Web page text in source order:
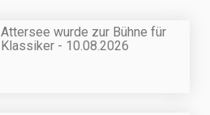
Attersee wurde zur Bühne für
Klassiker - 10.08.2026